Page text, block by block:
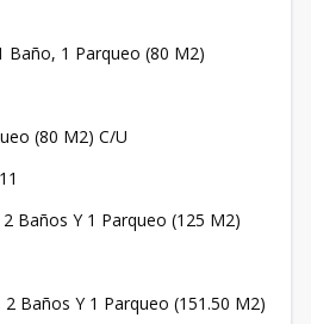
Baño, 1 Parqueo (80 M2)
(80 M2) C/U
Baños Y 1 Parqueo (125 M2)
Baños Y 1 Parqueo (151.50 M2)